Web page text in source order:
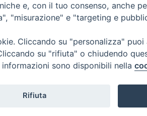
Policy
e, con il tuo consenso, anche
"misurazione" e "targeting e
Cliccando su "personalizza"
su "rifiuta" o chiudendo
sono disponibili nella
Rifiuta